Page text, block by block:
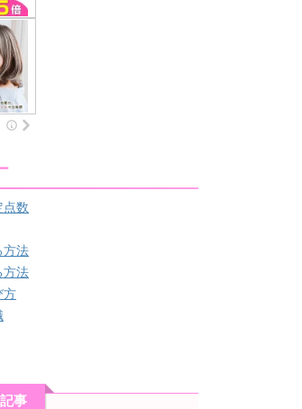
点数
方法
方法
方
事